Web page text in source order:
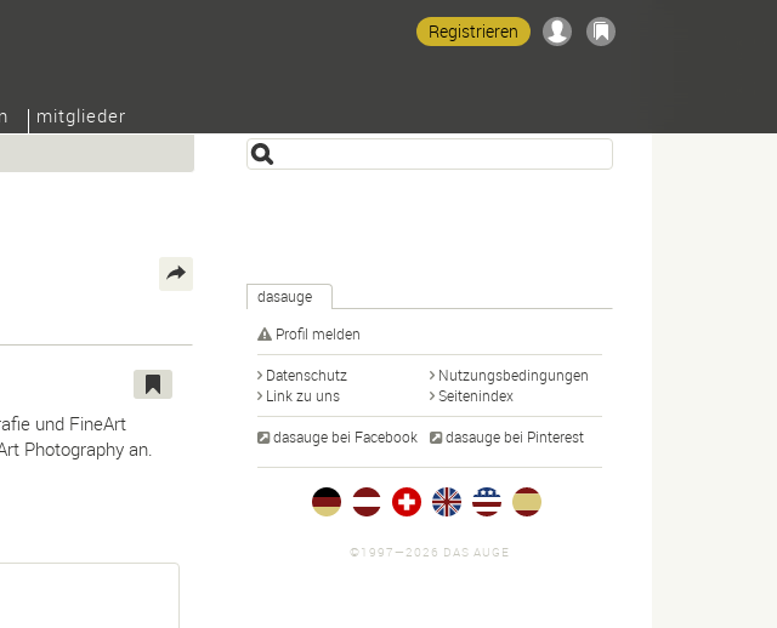
mitglieder
Registrieren
und FineArt
Photography an.
dasauge
Profil melden
Datenschutz
Nutzungsbedingungen
Link zu uns
Seitenindex
dasauge bei Facebook dasauge bei Pinterest
©1997—2026 DAS AUGE